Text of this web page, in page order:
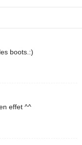
boots.:)
effet ^^